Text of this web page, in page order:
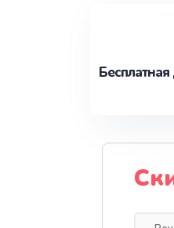
Бесплатная